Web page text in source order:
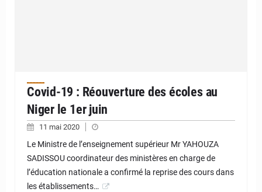
Covid-19 : Réouverture des écoles au
Niger le 1er juin
11 mai 2020
Le Ministre de l’enseignement supérieur Mr YAHOUZA
SADISSOU coordinateur des ministères en charge de
l’éducation nationale a confirmé la reprise des cours dans
les établissements…